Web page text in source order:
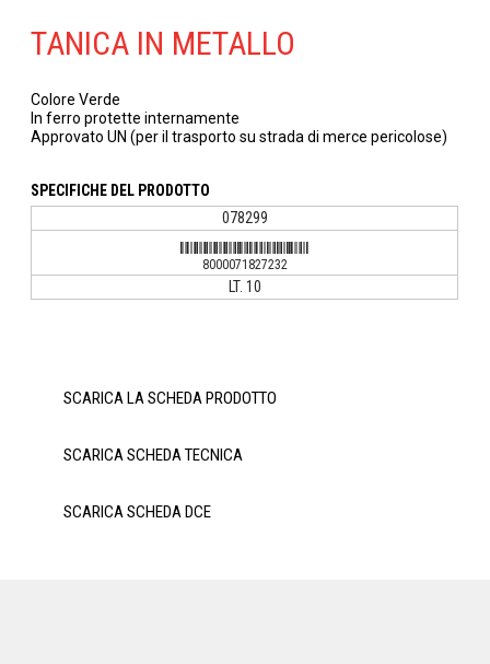
TANICA IN METALLO
Colore Verde
In ferro protette internamente
Approvato UN (per il trasporto su strada di merce pericolose)
SPECIFICHE DEL PRODOTTO
078299
8000071827232
8000071827232
LT. 10
SCARICA LA SCHEDA PRODOTTO
SCARICA SCHEDA TECNICA
SCARICA SCHEDA DCE